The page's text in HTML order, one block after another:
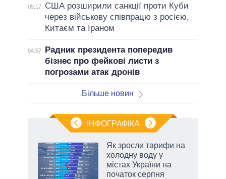
05:17
США розширили санкції проти Куби
через військову співпрацю з росією,
Китаєм та Іраном
04:57
Радник президента попередив
бізнес про фейкові листи з
погрозами атак дронів
Більше новин
ІНФОГРАФІКА
Як зросли тарифи на
холодну воду у
містах України на
початок серпня